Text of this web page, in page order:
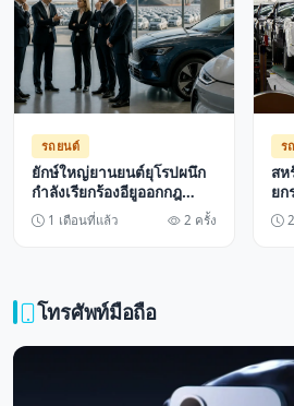
รถยนต์
ยักษ์ใหญ่ยานยนต์ยุโรปผนึก
กำลังเรียกร้องอียูออกกฎ
Made in Europe สกัด
รถยนต์จีนทะลักตลาด
1 เดือนที่แล้ว 2 ครั้ง
ร
สห
ยก
รถ
ปร
โทรศัพท์มือถือ